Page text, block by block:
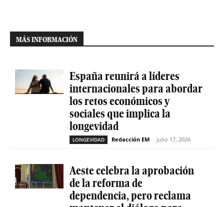
MÁS INFORMACIÓN
España reunirá a líderes
internacionales para abordar
los retos económicos y
sociales que implica la
longevidad
LONGEVIDAD Redacción EM - julio 17, 2026
Aeste celebra la aprobación
de la reforma de
dependencia, pero reclama